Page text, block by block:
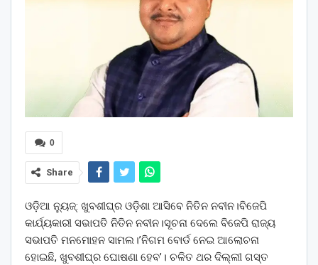
0
Share
ଓଡ଼ିଆ ନ୍ୟୁଜ୍: ଖୁବଶୀଘ୍ର ଓଡ଼ିଶା ଆସିବେ ନିତିନ ନବୀନ।ବିଜେପି
କାର୍ଯ୍ୟକାରୀ ସଭାପତି ନିତିନ ନବୀନ।ସୂଚନା ଦେଲେ ବିଜେପି ରାଜ୍ୟ
ସଭାପତି ମନମୋହନ ସାମଲ।’ନିଗମ ବୋର୍ଡ ନେଇ ଆଲୋଚନା
ହୋଇଛି, ଖୁବଶୀଘ୍ର ଘୋଷଣା ହେବ’। ଚଳିତ ଥର ଦିଲ୍ଲୀ ଗସ୍ତ